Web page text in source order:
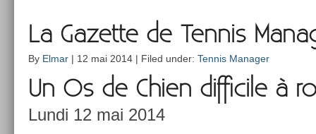
La Gazette de Tennis
By Elmar | 12 mai 2014 | Filed under: Tennis Manager
Un Os de Chien dif­ficile à
Lundi 12 mai 2014